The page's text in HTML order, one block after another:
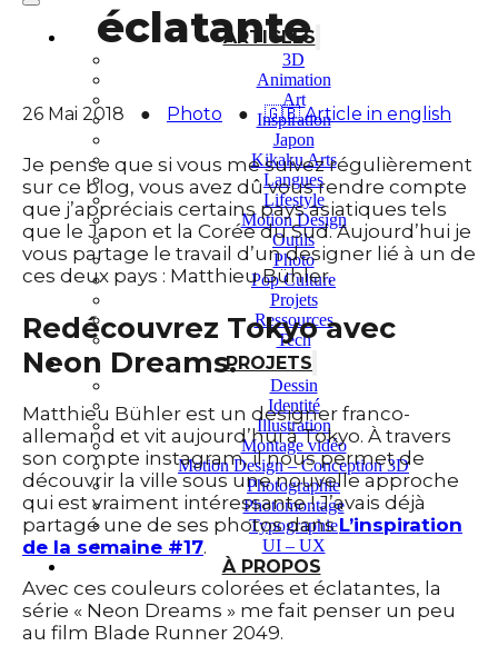
ARTICLES
3D
Animation
Art
Inspiration
Japon
Kikaku Arts
Langues
Lifestyle
Motion Design
Outils
Photo
Pop Culture
Projets
Ressources
Tech
PROJETS
Dessin
Identité
Illustration
Montage vidéo
Motion Design – Conception 3D
Photographie
Photomontage
Typographie
UI – UX
À PROPOS
éclatante
26 Mai 2018 ● Photo ● 🇬🇧 Article in english
Je pense que si vous me suivez régulièrement
sur ce blog, vous avez dû vous rendre compte
que j’appréciais certains pays asiatiques tels
que le Japon et la Corée du Sud. Aujourd’hui je
vous partage le travail d’un designer lié à un de
ces deux pays : Matthieu Bühler.
Redécouvrez Tokyo avec
Neon Dreams.
Matthieu Bühler est un designer franco-
allemand et vit aujourd’hui à Tokyo. À travers
son compte instagram, il nous permet de
découvrir la ville sous une nouvelle approche
qui est vraiment intéressante ! J’avais déjà
partagé une de ses photos dansL’inspiration
de la semaine #17.
Avec ces couleurs colorées et éclatantes, la
série « Neon Dreams » me fait penser un peu
au film Blade Runner 2049.